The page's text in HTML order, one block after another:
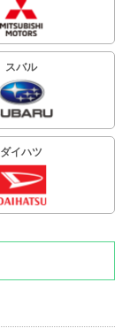
スバル
ダイハツ